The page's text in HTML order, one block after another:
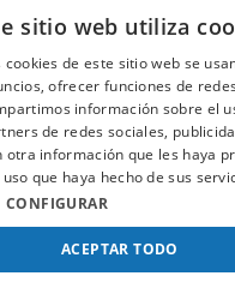
©2025 Promusica·
sitio web utiliza
cookies de este sitio web se
ofrecer funciones de
información sobre el
de redes sociales,
otra información que les haya
que haya hecho de sus
CONFIGURAR
ACEPTAR TODO